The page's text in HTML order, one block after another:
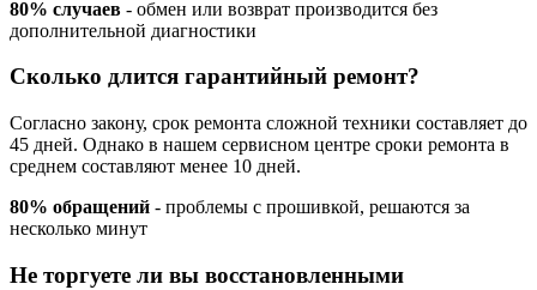
80% случаев - обмен или возврат производится без
дополнительной диагностики
Сколько длится гарантийный ремонт?
Согласно закону, срок ремонта сложной техники составляет до
45 дней. Однако в нашем сервисном центре сроки ремонта в
среднем составляют менее 10 дней.
80% обращений - проблемы с прошивкой, решаются за
несколько минут
Не торгуете ли вы восстановленными